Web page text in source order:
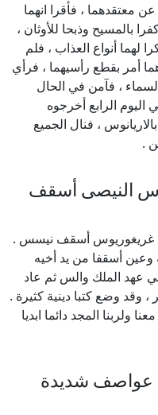
معتقدهما ، فأقرا انهما
بالمسيح وذبحا للأوثان ،
لهما أنواع العذاب ، فلم
أمر بقطع رأسيهما ، فرأي
، فآمن في الحال
اليوم الرابع أخرجوه
، فنال الجميع
.
النيصى أسقف
غريغوريوس أسقف نيسس .
سنة 330 ميلادية وعين أسقفا من يد أخيه
سنة 372 ، ونفي في عهد الملك والس ثم عاد
، وقد وضع كتبا دينية كثيرة .
تكون معنا ولربنا المجد دائما ابديا
عواصف شديدة